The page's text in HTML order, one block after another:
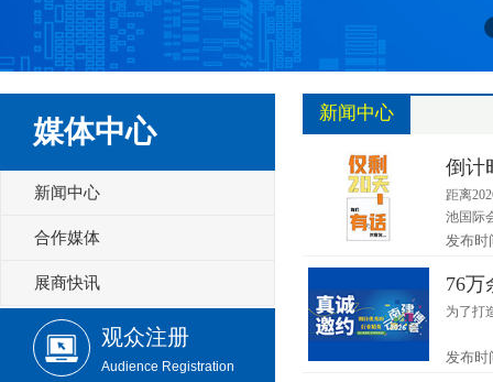
媒体中心
新闻中心
合作媒体
展商快讯
观众注册
Audience Registration
新闻中心
倒计
距离
池国际
起集展
发布时
76万
为了打
发布时